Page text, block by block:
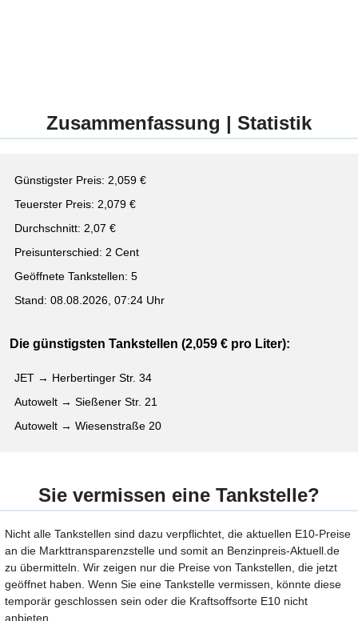
Zusammenfassung | Statistik
Günstigster Preis: 2,059 €
Teuerster Preis: 2,079 €
Durchschnitt: 2,07 €
Preisunterschied: 2 Cent
Geöffnete Tankstellen: 5
Stand: 08.08.2026, 07:24 Uhr
Die günstigsten Tankstellen (2,059 € pro Liter):
JET → Herbertinger Str. 34
Autowelt → Sießener Str. 21
Autowelt → Wiesenstraße 20
Sie vermissen eine Tankstelle?
Nicht alle Tankstellen sind dazu verpflichtet, die aktuellen E10-Preise
an die Markttransparenzstelle und somit an Benzinpreis-Aktuell.de
zu übermitteln. Wir zeigen nur die Preise von Tankstellen, die jetzt
geöffnet haben. Wenn Sie eine Tankstelle vermissen, könnte diese
temporär geschlossen sein oder die Kraftsoffsorte E10 nicht
anbieten.